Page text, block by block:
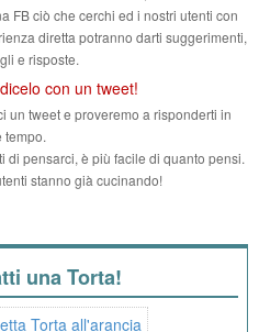
FB ciò che cerchi ed i nostri utenti con
diretta potranno darti suggerimenti,
e risposte.
con un tweet!
un tweet e proveremo a risponderti in
tempo.
di pensarci, è più facile di quanto pensi.
stanno già cucinando!
una Torta!